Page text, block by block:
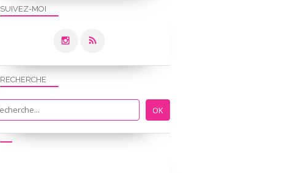
FICHES ÉDUCATIVES PAR UMMI
SUIVEZ-MOI
RECHERCHE